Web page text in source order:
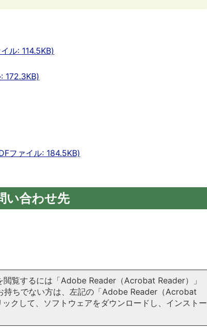
ル: 114.5KB)
172.3KB)
ファイル: 184.5KB)
い合わせ先
閲覧するには「Adobe Reader（Acrobat Reader）」
持ちでない方は、左記の「Adobe Reader（Acrobat
クして、ソフトウェアをダウンロードし、インストー